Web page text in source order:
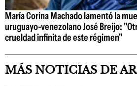
María Corina Machado lamentó la
uruguayo-venezolano José Breijo:
crueldad infinita de este régimen"
MÁS NOTICIAS DE